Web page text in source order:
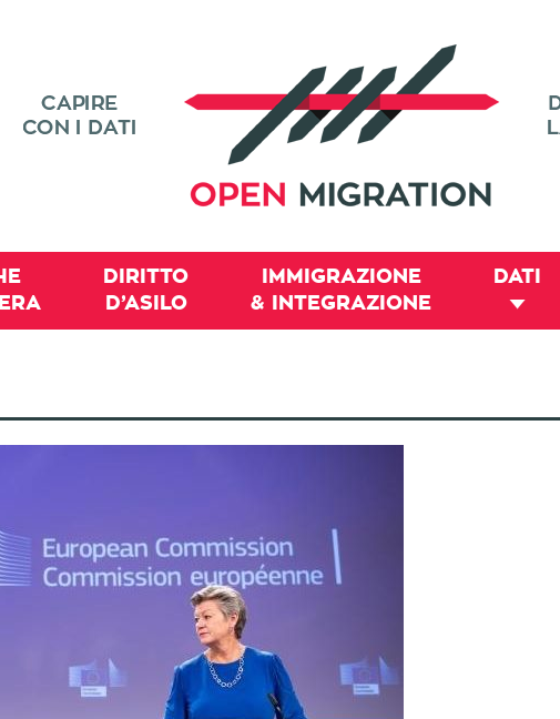
DIRITTO
D’ASILO
IMMIGRAZIONE
& INTEGRAZIONE
DATI